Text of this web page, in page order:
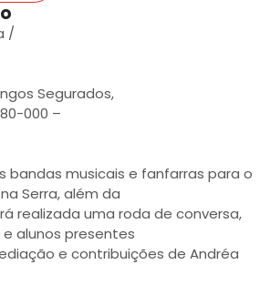
/
Segurados,
000 –
bandas musicais e fanfarras para o
Serra, além da
realizada uma roda de conversa,
alunos presentes
e contribuições de Andréa